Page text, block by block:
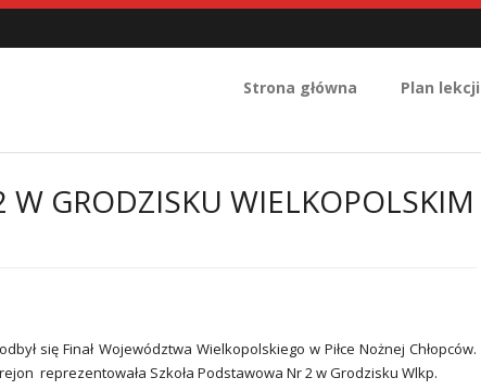
Strona główna Plan
GRODZISKU WIELKOPOLSKIM
się Finał Województwa Wielkopolskiego w Piłce Nożnej Chłopców.
reprezentowała Szkoła Podstawowa Nr 2 w Grodzisku Wlkp.